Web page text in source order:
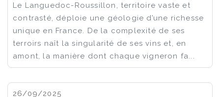
Le Languedoc-Roussillon, territoire vaste et
contrasté, déploie une géologie d’une richesse
unique en France. De la complexité de ses
terroirs naît la singularité de ses vins et, en
amont, la manière dont chaque vigneron fa...
26/09/2025